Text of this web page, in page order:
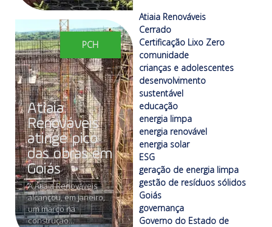
PCH
Atiaia
Renováveis
atinge pico
das obras em
Goiás
A Atiaia Renováveis
alcançou, em janeiro,
um marco na
construção...
Atiaia Renováveis
Cerrado
Certificação Lixo Zero
comunidade
crianças e adolescentes
desenvolvimento
sustentável
educação
energia limpa
energia renovável
energia solar
ESG
geração de energia limpa
gestão de resíduos sólidos
Goiás
governança
Governo do Estado de